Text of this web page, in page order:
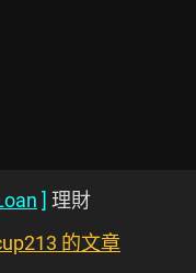
] 理財
的文章